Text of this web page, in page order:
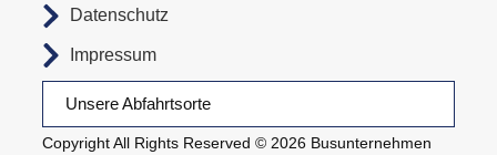
Copyright All Rights Reserved © 2026 Busunternehmen
Unsere Abfahrtsorte
Datenschutz
Impressum